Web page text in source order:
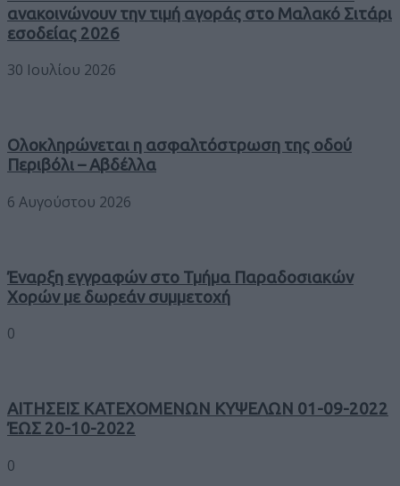
ανακοινώνουν την τιμή αγοράς στο Μαλακό Σιτάρι
εσοδείας 2026
30 Ιουλίου 2026
Ολοκληρώνεται η ασφαλτόστρωση της οδού
Περιβόλι – Αβδέλλα
6 Αυγούστου 2026
Έναρξη εγγραφών στο Τμήμα Παραδοσιακών
Χορών με δωρεάν συμμετοχή
0
ΑΙΤΗΣΕΙΣ ΚΑΤΕΧΟΜΕΝΩΝ ΚΥΨΕΛΩΝ 01-09-2022
ΈΩΣ 20-10-2022
0